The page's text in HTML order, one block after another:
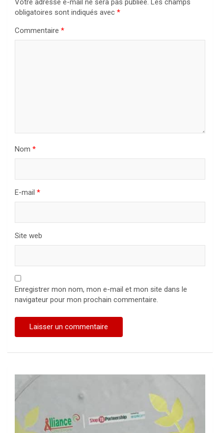
Votre adresse e-mail ne sera pas publiée. Les champs
obligatoires sont indiqués avec *
Commentaire *
Nom *
E-mail *
Site web
Enregistrer mon nom, mon e-mail et mon site dans le
navigateur pour mon prochain commentaire.